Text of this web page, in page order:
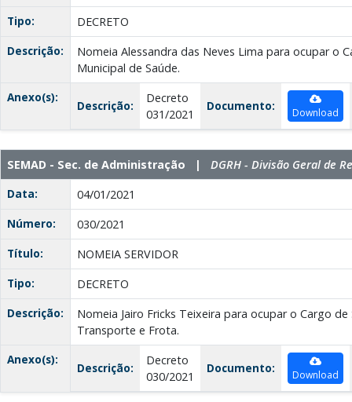
Tipo:
DECRETO
Descrição:
Nomeia Alessandra das Neves Lima para ocupar o
Municipal de Saúde.
Anexo(s):
Descrição:
Decreto
031/2021
Documento: Download
SEMAD - Sec. de Administração | DGRH - Divisão Geral de
Data:
04/01/2021
Número:
030/2021
Título:
NOMEIA SERVIDOR
Tipo:
DECRETO
Descrição:
Nomeia Jairo Fricks Teixeira para ocupar o Cargo
Transporte e Frota.
Anexo(s):
Descrição:
Decreto
030/2021
Documento: Download